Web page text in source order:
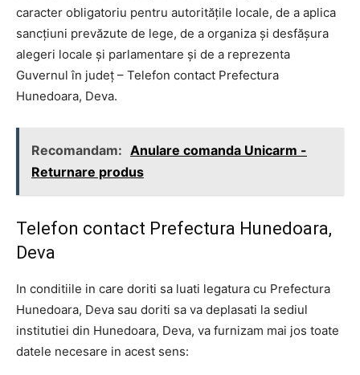
caracter obligatoriu pentru autoritățile locale, de a aplica
sancțiuni prevăzute de lege, de a organiza și desfășura
alegeri locale și parlamentare și de a reprezenta
Guvernul în județ – Telefon contact Prefectura
Hunedoara, Deva.
Recomandam: Anulare comanda Unicarm -
Returnare produs
Telefon contact Prefectura Hunedoara,
Deva
In conditiile in care doriti sa luati legatura cu Prefectura
Hunedoara, Deva sau doriti sa va deplasati la sediul
institutiei din Hunedoara, Deva, va furnizam mai jos toate
datele necesare in acest sens: